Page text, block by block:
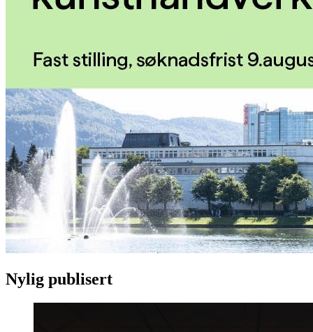
Nylig publisert